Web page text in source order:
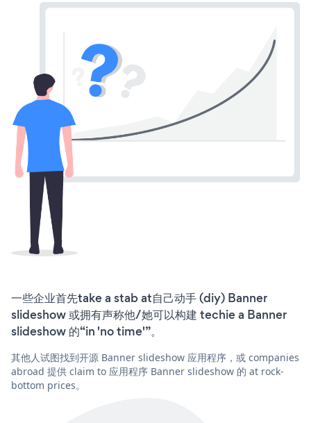
一些企业首先take a stab at自己动手 (diy) Banner
slideshow 或拥有声称他/她可以构建 techie a Banner
slideshow 的“in 'no time'”。
其他人试图找到开源 Banner slideshow 应用程序，或 companies
abroad 提供 claim to 应用程序 Banner slideshow 的 at rock-
bottom prices。